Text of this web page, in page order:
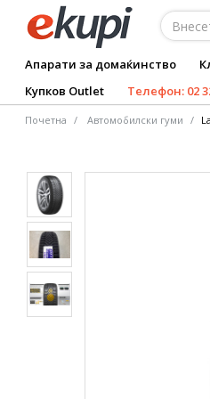
Апарати за домаќинство
Купков Outlet
Телефон: 02
Почетна Автомобилски гуми